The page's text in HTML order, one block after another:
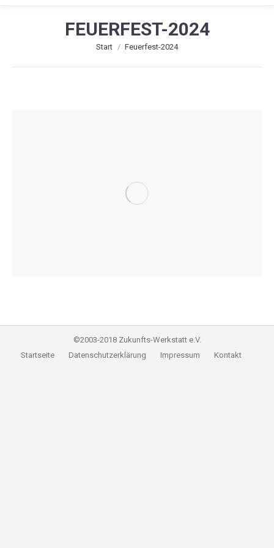
FEUERFEST-2024
Sie befinden sich hier:
Start Feuerfest-2024
©2003-2018 Zukunfts-Werkstatt e.V.
Startseite
Datenschutzerklärung Impressum Kontakt